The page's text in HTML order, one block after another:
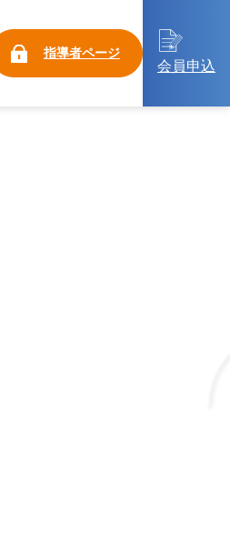
指導者ページ
会員申込